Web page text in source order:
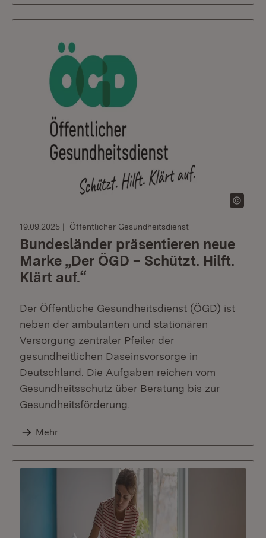
19.09.2025 Öffentlicher Gesundheitsdienst
Bundesländer präsentieren neue
Marke „Der ÖGD – Schützt. Hilft.
Klärt auf.“
Der Öffentliche Gesundheitsdienst (ÖGD) ist
neben der ambulanten und stationären
Versorgung zentraler Pfeiler der
gesundheitlichen Daseinsvorsorge in
Deutschland. Die Aufgaben reichen vom
Gesundheitsschutz über Beratung bis zur
Gesundheitsförderung.
Mehr